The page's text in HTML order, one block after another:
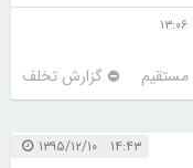
مستقیم گزارش تخلف
۱۴:۴۳ ۱۳۹۵/۱۲/۱۰